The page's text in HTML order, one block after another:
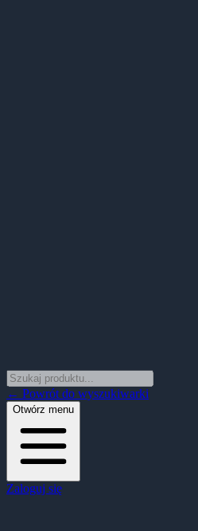
← Powrót do wyszukiwarki
Otwórz menu
Zaloguj się